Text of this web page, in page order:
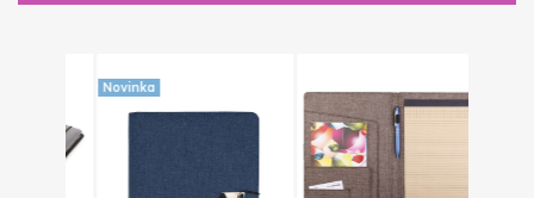
Novinka